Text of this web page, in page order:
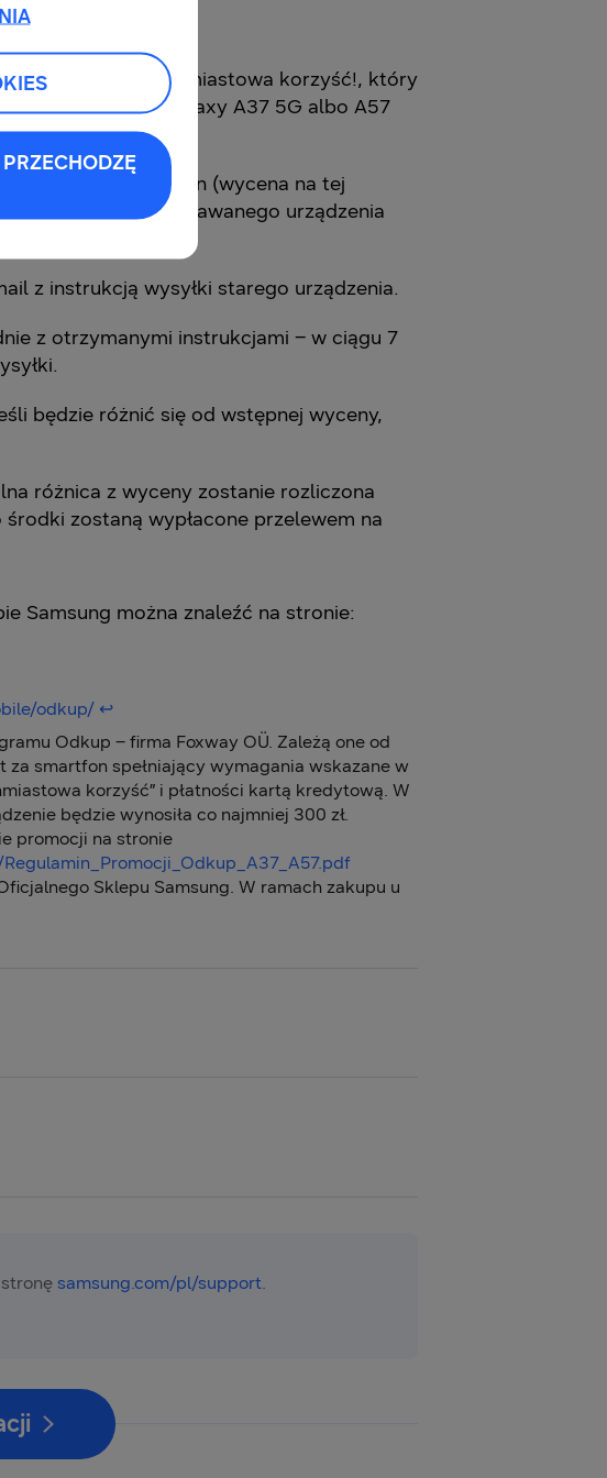
Odkup – Natychmiastowa korzyść!, który
nowego Galaxy A37 5G albo A57
i określając jego stan (wycena na tej
odsprzedawanego urządzenia
z instrukcją wysyłki starego urządzenia.
z otrzymanymi instrukcjami – w ciągu 7
będzie różnić się od wstępnej wyceny,
różnica z wyceny zostanie rozliczona
zostaną wypłacone przelewem na
Samsung można znaleźć na stronie:
odkup/ ↩︎
Odkup – firma Foxway OÜ. Zależą one od
smartfon spełniający wymagania wskazane w
korzyść” i płatności kartą kredytową. W
będzie wynosiła co najmniej 300 zł.
promocji na stronie
Sklepu Samsung. W ramach zakupu u
samsung.com/pl/support.